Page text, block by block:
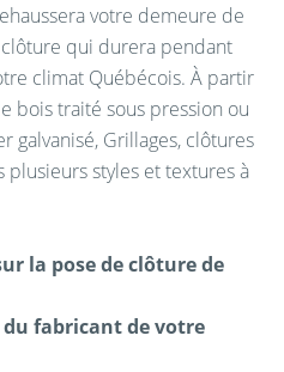
votre demeure de
qui durera pendant
climat Québécois. À partir
bois traité sous pression ou
galvanisé, Grillages, clôtures
plusieurs styles et textures à
la pose de clôture de
fabricant de votre